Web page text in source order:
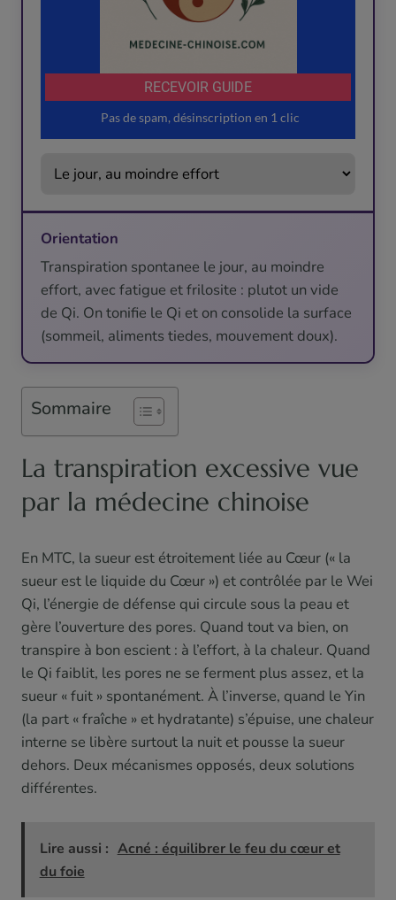
Orientation
Transpiration spontanee le jour, au moindre
effort, avec fatigue et frilosite : plutot un vide
de Qi. On tonifie le Qi et on consolide la surface
(sommeil, aliments tiedes, mouvement doux).
Sommaire
La transpiration excessive vue
par la médecine chinoise
En MTC, la sueur est étroitement liée au Cœur (« la
sueur est le liquide du Cœur ») et contrôlée par le Wei
Qi, l’énergie de défense qui circule sous la peau et
gère l’ouverture des pores. Quand tout va bien, on
transpire à bon escient : à l’effort, à la chaleur. Quand
le Qi faiblit, les pores ne se ferment plus assez, et la
sueur « fuit » spontanément. À l’inverse, quand le Yin
(la part « fraîche » et hydratante) s’épuise, une chaleur
interne se libère surtout la nuit et pousse la sueur
dehors. Deux mécanismes opposés, deux solutions
différentes.
Lire aussi : Acné : équilibrer le feu du cœur et
du foie